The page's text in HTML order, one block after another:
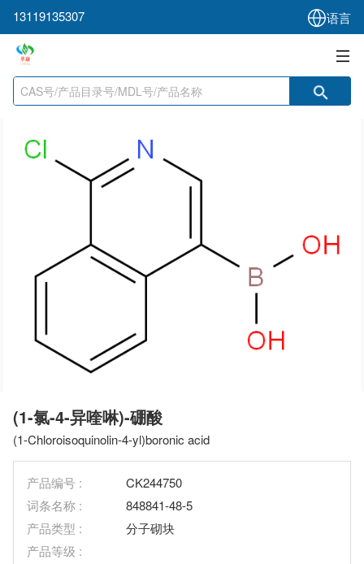
13119135307 语言
(1-氯-4-异喹啉)-硼酸
(1-Chloroisoquinolin-4-yl)boronic acid
产品编号 :
CK244750
词条名称 :
848841-48-5
产品类型 :
分子砌块
产品等级 :